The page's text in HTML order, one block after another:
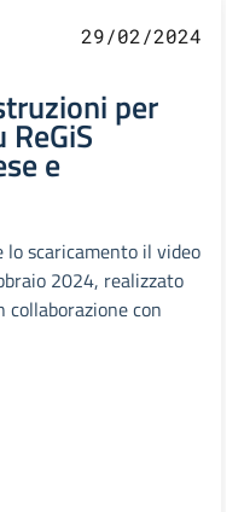
29/02/2024
per
e
lo scaricamento il video
2024, realizzato
con